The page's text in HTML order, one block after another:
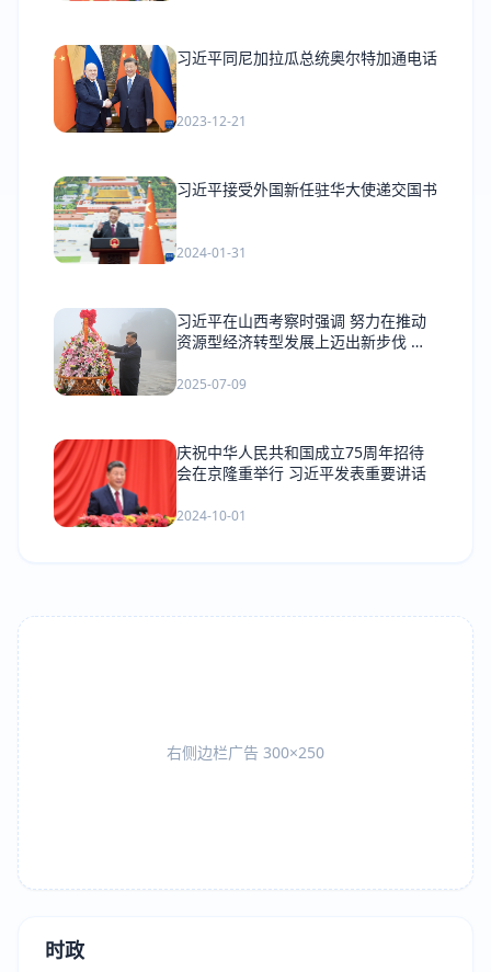
习近平同尼加拉瓜总统奥尔特加通电话
2023-12-21
习近平接受外国新任驻华大使递交国书
2024-01-31
习近平在山西考察时强调 努力在推动
资源型经济转型发展上迈出新步伐 奋
章
2025-07-09
庆祝中华人民共和国成立75周年招待
会在京隆重举行 习近平发表重要讲话
2024-10-01
右侧边栏广告 300×250
时政